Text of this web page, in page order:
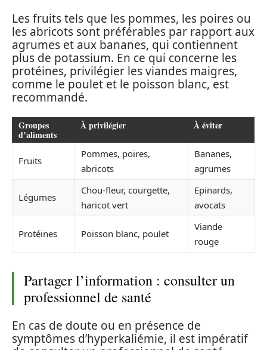
Les fruits tels que les pommes, les poires ou
les abricots sont préférables par rapport aux
agrumes et aux bananes, qui contiennent
plus de potassium. En ce qui concerne les
protéines, privilégier les viandes maigres,
comme le poulet et le poisson blanc, est
recommandé.
Groupes
d’aliments
À privilégier À éviter
Fruits
Pommes, poires,
abricots
Bananes,
agrumes
Légumes
Chou-fleur, courgette,
haricot vert
Epinards,
avocats
Protéines Poisson blanc, poulet
Viande
rouge
Partager l’information : consulter un
professionnel de santé
En cas de doute ou en présence de
symptômes d’hyperkaliémie, il est impératif